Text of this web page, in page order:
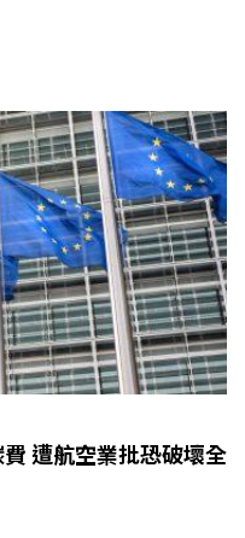
遭航空業批恐破壞全